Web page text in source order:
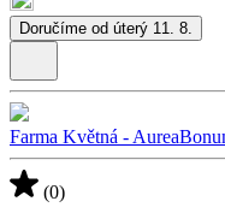
Doručíme od úterý 11. 8.
Farma Květná -
(0)